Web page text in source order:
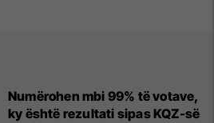
Numërohen mbi 99% të votave,
ky është rezultati sipas KQZ-së